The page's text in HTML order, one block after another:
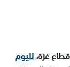
غزة،لليوم